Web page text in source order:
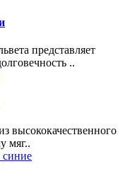
представляет
..
высококачественного
мяг..